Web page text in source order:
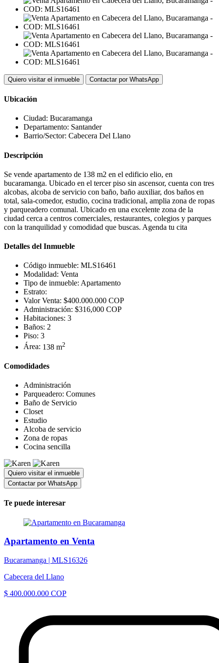
Quiero visitar el inmueble Contactar por WhatsApp
Ubicación
Ciudad: Bucaramanga
Departamento: Santander
Barrio/Sector: Cabecera Del Llano
Descripción
Se vende apartamento de 138 m2 en el edificio elio, en
bucaramanga. Ubicado en el tercer piso sin ascensor, cuenta con tres
alcobas, alcoba de servicio con baño, baño auxiliar, dos baños en
total, sala-comedor, estudio, cocina tradicional, amplia zona de ropas
y parqueadero comunal. Ubicado en una excelente zona de la
ciudad cerca a centros comerciales, restaurantes, colegios y parques
con la tranquilidad y comodidad que buscas. Agenda tu cita
Detalles del Inmueble
Código inmueble: MLS16461
Modalidad: Venta
Tipo de inmueble: Apartamento
Estrato:
Valor Venta: $400.000.000 COP
Administración: $316,000 COP
Habitaciones: 3
Baños: 2
Piso: 3
Área: 138 m2
Comodidades
Administración
Parqueadero: Comunes
Baño de Servicio
Closet
Estudio
Alcoba de servicio
Zona de ropas
Cocina sencilla
Quiero visitar el inmueble
Contactar por WhatsApp
Te puede interesar
Apartamento en Venta
Bucaramanga | MLS16326
Cabecera del Llano
$ 400.000.000 COP